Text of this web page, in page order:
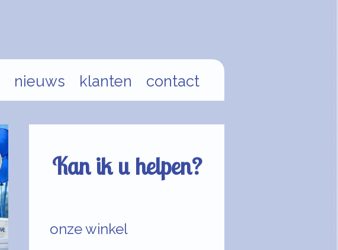
nieuws klanten contact
Kan ik u helpen?
onze winkel